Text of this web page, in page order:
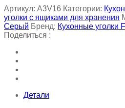
Артикул: A3V16 Категории:
уголки с ящиками для хранения
Серый Бренд: Кухонные уголки
Поделиться :
Детали